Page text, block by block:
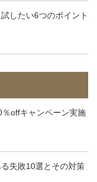
したい6つのポイント
offキャンペーン実施
失敗10選とその対策